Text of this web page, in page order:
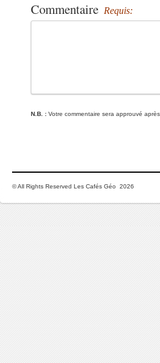
Commentaire Requis:
N.B. : Votre commentaire sera approuvé
© All Rights Reserved Les Cafés Géo 2026